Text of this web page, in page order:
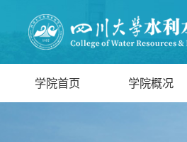
学院首页 学院概况